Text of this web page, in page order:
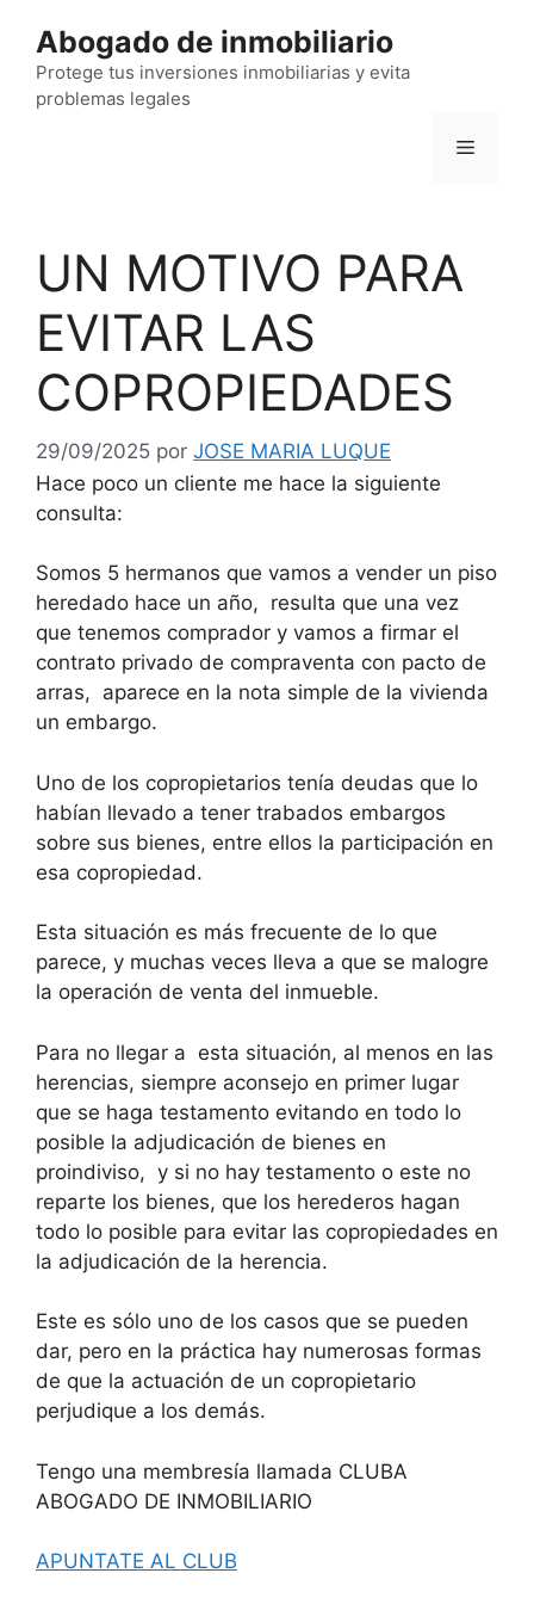
contenido
Abogado de inmobiliario
Protege tus inversiones inmobiliarias y evita
problemas legales
Menú
UN MOTIVO PARA
EVITAR LAS
COPROPIEDADES
29/09/2025 por JOSE MARIA LUQUE
Hace poco un cliente me hace la siguiente
consulta:
Somos 5 hermanos que vamos a vender un piso
heredado hace un año, resulta que una vez
que tenemos comprador y vamos a firmar el
contrato privado de compraventa con pacto de
arras, aparece en la nota simple de la vivienda
un embargo.
Uno de los copropietarios tenía deudas que lo
habían llevado a tener trabados embargos
sobre sus bienes, entre ellos la participación en
esa copropiedad.
Esta situación es más frecuente de lo que
parece, y muchas veces lleva a que se malogre
la operación de venta del inmueble.
Para no llegar a esta situación, al menos en las
herencias, siempre aconsejo en primer lugar
que se haga testamento evitando en todo lo
posible la adjudicación de bienes en
proindiviso, y si no hay testamento o este no
reparte los bienes, que los herederos hagan
todo lo posible para evitar las copropiedades en
la adjudicación de la herencia.
Este es sólo uno de los casos que se pueden
dar, pero en la práctica hay numerosas formas
de que la actuación de un copropietario
perjudique a los demás.
Tengo una membresía llamada CLUBA
ABOGADO DE INMOBILIARIO
APUNTATE AL CLUB